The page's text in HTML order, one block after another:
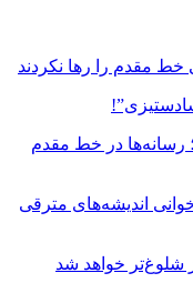
رسانه‌ها در خط مقدم
اندیشه‌های مترقی
شلوغ‌تر خواهد شد